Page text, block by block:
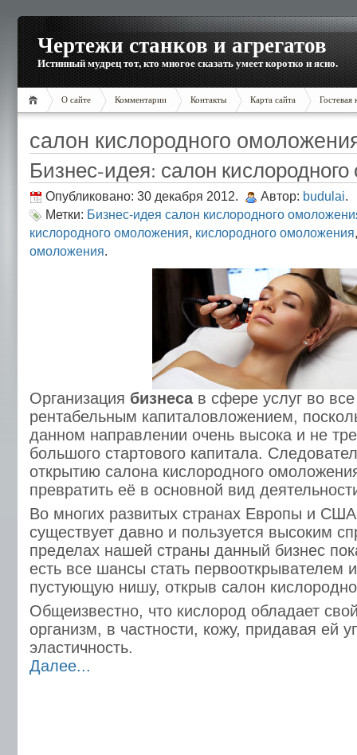
Чертежи станков и агрегатов
Истинный мудрец тот, кто многое сказать умеет коротко и ясно.
О сайте Комментарии Контакты Карта сайта Гостевая
салон кислородного
Бизнес-идея: салон
Опубликовано: 30 декабря 2012. Автор: budulai.
Метки: Бизнес-идея салон кислородного
кислородного омоложения, кислородного омоложения
омоложения.
Организация бизнесав сфере услуг во
рентабельным капиталовложением,
данном направлении очень высока и не
большого стартового капитала.
открытию салона кислородного
превратить её в основной вид
Во многих развитых странах Европы и США
существует давно и пользуется высоким
пределах нашей страны данный бизнес
есть все шансы стать первооткрывателем
пустующую нишу, открыв салон
Общеизвестно, что кислород обладает
организм, в частности, кожу, придавая ей
эластичность.
Далее...